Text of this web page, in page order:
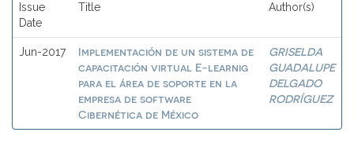
Issue
Date
Title Author(s)
Jun-2017
Implementación de un sistema de
capacitación virtual E-learnig
para el área de soporte en la
empresa de software
Cibernética de México
GRISELDA
GUADALUPE
DELGADO
RODRÍGUEZ